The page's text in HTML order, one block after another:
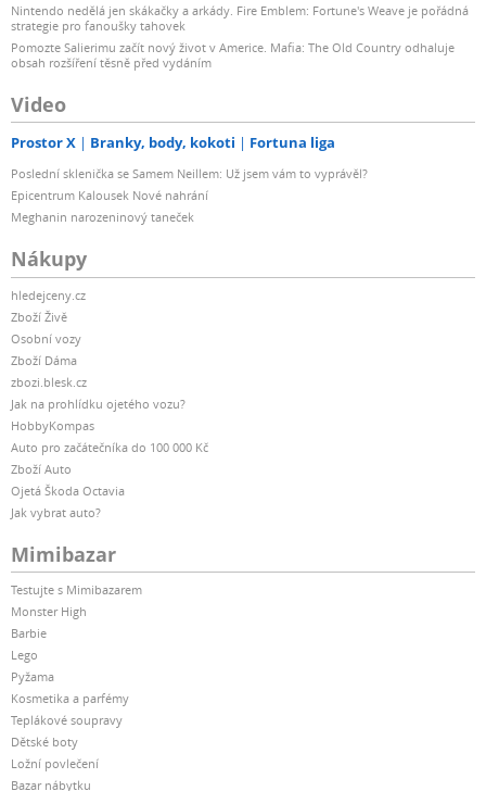
Nintendo nedělá jen skákačky a arkády. Fire Emblem: Fortune's Weave je pořádná
strategie pro fanoušky tahovek
Pomozte Salierimu začít nový život v Americe. Mafia: The Old Country odhaluje
obsah rozšíření těsně před vydáním
Video
Prostor X Branky, body, kokoti Fortuna liga
Poslední sklenička se Samem Neillem: Už jsem vám to vyprávěl?
Epicentrum Kalousek Nové nahrání
Meghanin narozeninový taneček
Nákupy
hledejceny.cz
Zboží Živě
Osobní vozy
Zboží Dáma
zbozi.blesk.cz
Jak na prohlídku ojetého vozu?
HobbyKompas
Auto pro začátečníka do 100 000 Kč
Zboží Auto
Ojetá Škoda Octavia
Jak vybrat auto?
Mimibazar
Testujte s Mimibazarem
Monster High
Barbie
Lego
Pyžama
Kosmetika a parfémy
Teplákové soupravy
Dětské boty
Ložní povlečení
Bazar nábytku